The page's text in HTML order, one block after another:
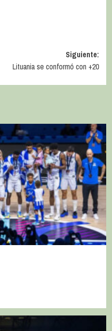
Siguiente:
Lituania se conformó con +20